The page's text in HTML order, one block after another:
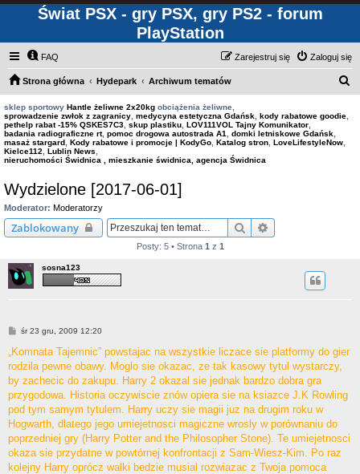
Świat PSX - gry PSX, gry PS2 - forum
PlayStation
FAQ Zaloguj się
Zarejestruj się
Strona główna Hydepark Archiwum tematów
sklep sportowy Hantle żeliwne 2x20kg obciążenia żeliwne,
sprowadzenie zwłok z zagranicy medycyna estetyczna Gdańsk kody rabatowe goodie
pethelp rabat -15% QSKES7C3 skup plastiku LOV111VOL Tajny Komunikator
badania radiograficzne rt, pomoc drogowa autostrada A1 domki letniskowe Gdańsk
masaż stargard Kody rabatowe i promocje | KodyGo Katalog stron LoveLifestyleNow
Kielce112
Lublin News
nieruchomości Świdnica , mieszkanie świdnica, agencja Świdnica
Wydzielone [2017-06-01]
Moderator: Moderatorzy
Zablokowany Szukaj
Posty: 5 • Strona 1 z 1
sosna123
P
s
śr 23 gru, 2009 12:20
„Komnata Tajemnic” powstajac na wszystkie liczace sie platformy do gier
rodzila pewne obawy. Moglo sie okazac, ze tak kasowy tytul wystarczy,
by zachecic do zakupu. Harry 2 okazal sie jednak bardzo dobra gra
przygodowa. Historia oczywiscie znów opiera sie na ksiazce J.K Rowling
pod tym samym tytulem. Harry uczy sie magii juz na drugim roku w
Hogwarth, dlatego jego umiejetnosci magiczne wrosly w porównaniu do
poprzedniej gry (Harry Potter and the Philosopher Stone). Te umiejetnosci
okaza sie przydatne w powtórnej konfrontacji z Sam-Wiesz-Kim. Po raz
kolejny Harry oprócz walki bedzie musial rozwiazac z Twoja pomoca